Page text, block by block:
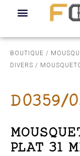
BOUTIQUE /
DIVERS /
D0359/
PLAT 31